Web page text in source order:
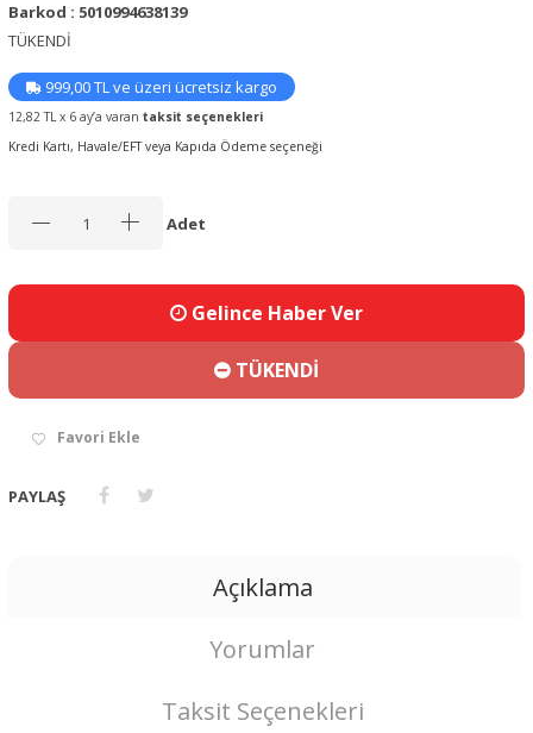
Barkod : 5010994638139
TÜKENDİ
999,00 TL ve üzeri ücretsiz kargo
12,82 TL x 6 ay’a varan taksit seçenekleri
Kredi Kartı, Havale/EFT veya Kapıda Ödeme seçeneği
Adet
Gelince Haber Ver
TÜKENDİ
Favori Ekle
PAYLAŞ
Açıklama
Yorumlar
Taksit Seçenekleri